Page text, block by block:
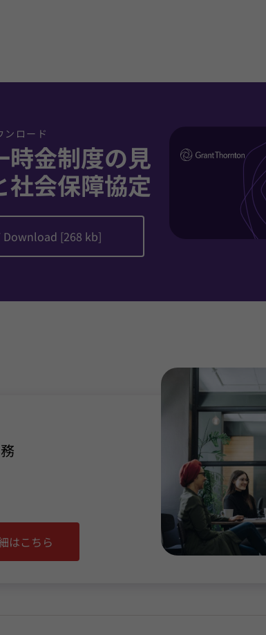
ンロード
時金制度の見
社会保障協定
Download [268 kb]
はこちら